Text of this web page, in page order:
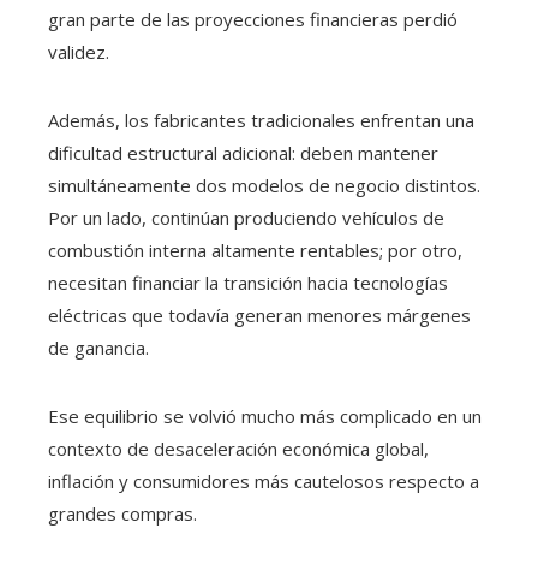
gran parte de las proyecciones financieras perdió
validez.
Además, los fabricantes tradicionales enfrentan una
dificultad estructural adicional: deben mantener
simultáneamente dos modelos de negocio distintos.
Por un lado, continúan produciendo vehículos de
combustión interna altamente rentables; por otro,
necesitan financiar la transición hacia tecnologías
eléctricas que todavía generan menores márgenes
de ganancia.
Ese equilibrio se volvió mucho más complicado en un
contexto de desaceleración económica global,
inflación y consumidores más cautelosos respecto a
grandes compras.